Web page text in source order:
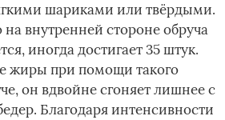
шариками или твёрдыми.
на внутренней стороне обруча
иногда достигает 35 штук.
жиры при помощи такого
он вдвойне сгоняет лишнее с
Благодаря интенсивности